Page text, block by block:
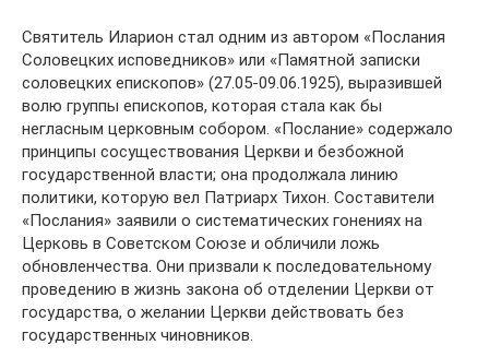
Святитель Иларион стал одним из автором «Послания
Соловецких исповедников» или «Памятной записки
соловецких епископов» (27.05-09.06.1925), выразившей
волю группы епископов, которая стала как бы
негласным церковным собором. «Послание» содержало
принципы сосуществования Церкви и безбожной
государственной власти; она продолжала линию
политики, которую вел Патриарх Тихон. Составители
«Послания» заявили о систематических гонениях на
Церковь в Советском Союзе и обличили ложь
обновленчества. Они призвали к последовательному
проведению в жизнь закона об отделении Церкви от
государства, о желании Церкви действовать без
государственных чиновников.